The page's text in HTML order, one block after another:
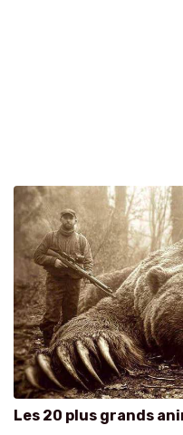
Les 20 plus grands